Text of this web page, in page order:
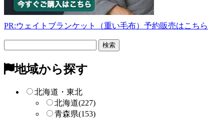
PR:ウェイトブランケット（重い毛布）予約販売はこちら
ー
検
地域から探す
北海道・東北
北海道(227)
青森県(153)